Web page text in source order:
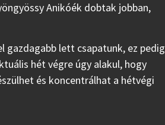
Anikóék dobtak jobban,
lett csapatunk, ez pedig
hét végre úgy alakul, hogy
és koncentrálhat a hétvégi